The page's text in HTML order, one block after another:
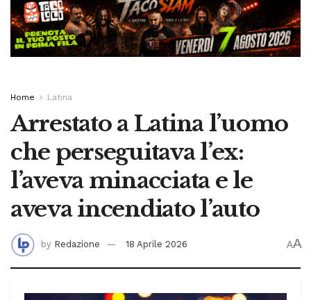
Home Latina
Arrestato a Latina l’uomo
che perseguitava l’ex:
l’aveva minacciata e le
aveva incendiato l’auto
by Redazione 18 Aprile 2026 AA